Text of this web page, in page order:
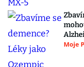
Moje